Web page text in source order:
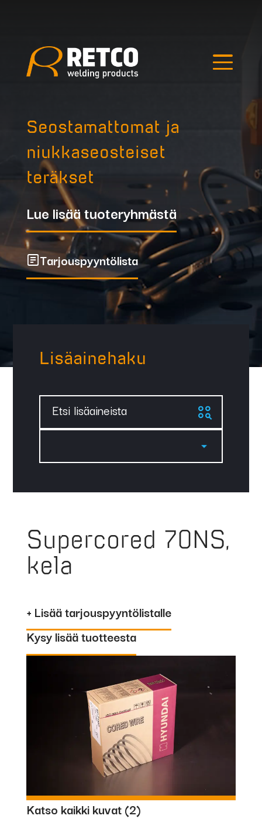
Seostamattomat ja
niukkaseosteiset
teräkset
Lue lisää tuoteryhmästä
Tarjouspyyntölista
Lisäainehaku
Etsi lisäaineista
Supercored 70NS,
kela
+ Lisää tarjouspyyntölistalle
Kysy lisää tuotteesta
Katso kaikki kuvat (2)
Hae tuotteista
Outlet